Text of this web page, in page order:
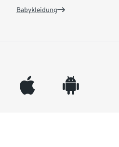
Babykleidung
appleinc android